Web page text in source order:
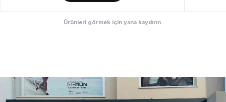
Ürünleri görmek için yana kaydırın.